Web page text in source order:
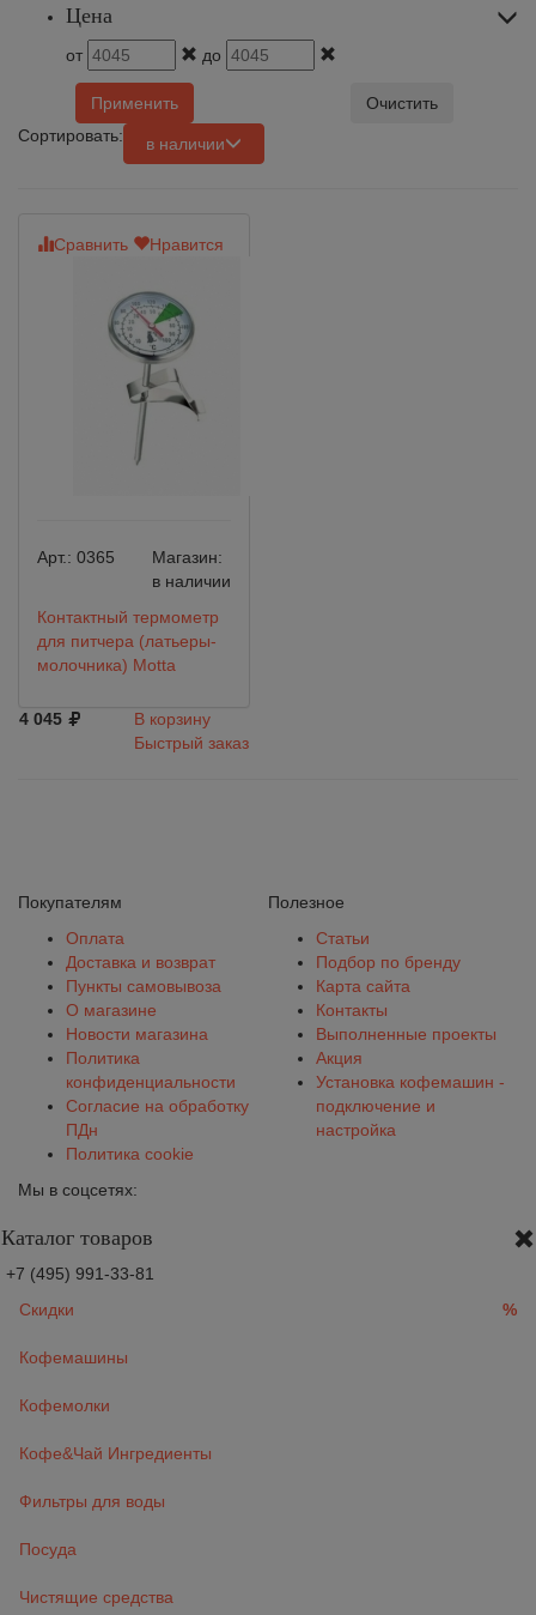
Цена
от до
Применить
Очистить
Сортировать:
в наличии
Сравнить Нравится
Арт.: 0365
Магазин:
в наличии
Контактный термометр
для питчера (латьеры-
молочника) Motta
4 045
В корзину
Быстрый заказ
Покупателям
Оплата
Доставка и возврат
Пункты самовывоза
О магазине
Новости магазина
Политика
конфиденциальности
Согласие на обработку
ПДн
Политика cookie
Полезное
Статьи
Подбор по бренду
Карта сайта
Контакты
Выполненные проекты
Акция
Установка кофемашин -
подключение и
настройка
Мы в соцсетях:
Каталог товаров
+7 (495) 991-33-81
Скидки
%
Кофемашины
Кофемолки
Кофе&Чай Ингредиенты
Фильтры для воды
Посуда
Чистящие средства